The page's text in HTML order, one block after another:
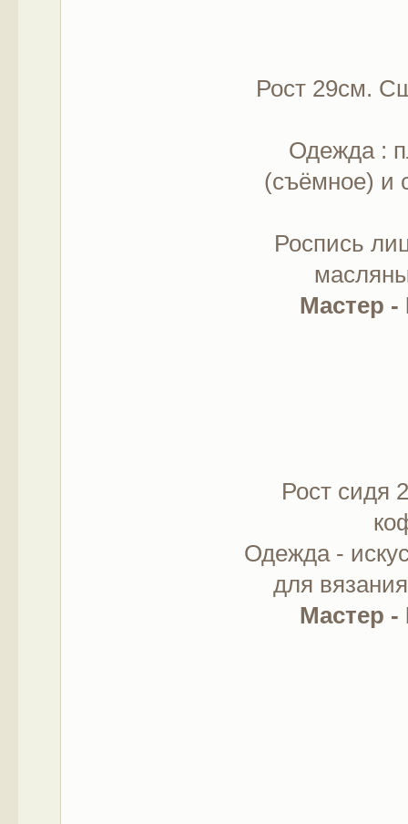
Рост 29см.
Одежда :
(съёмное) и
Роспись
Мастер
Рост сидя
Одежда -
для
Мастер